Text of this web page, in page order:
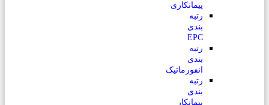
پیمانکاری
رتبه
بندی
EPC
رتبه
بندی
انفورماتیک
رتبه
بندی
پیمانکار